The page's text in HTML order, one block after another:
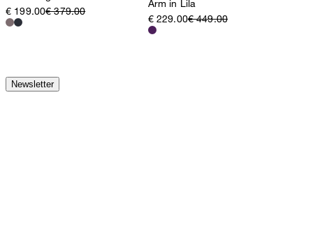
€ 199.00€ 379.00
Arm in Lila
€ 229.00€ 449.00
Newsletter